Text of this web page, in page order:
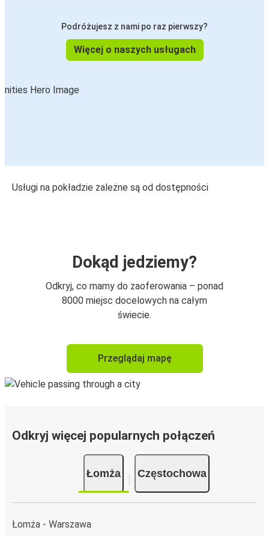
Podróżujesz z nami po raz pierwszy?
Więcej o naszych usługach
Usługi na pokładzie zależne są od dostępności
Dokąd jedziemy?
Odkryj, co mamy do zaoferowania – ponad
8000 miejsc docelowych na całym
świecie.
Przeglądaj mapę
Odkryj więcej popularnych połączeń
Łomża Częstochowa
Łomża - Warszawa